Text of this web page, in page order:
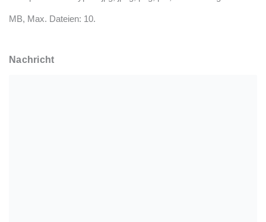
MB, Max. Dateien: 10.
Nachricht